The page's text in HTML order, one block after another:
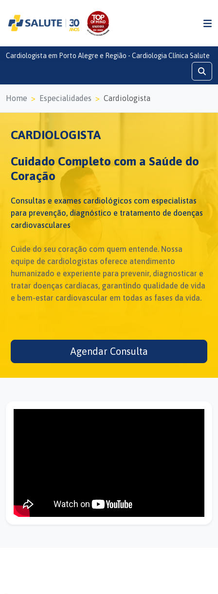
Cardiologista em Porto Alegre e Região - Cardiologia Clínica Salute
Home Especialidades Cardiologista
CARDIOLOGISTA
Cuidado Completo com a Saúde do
Coração
Consultas e exames cardiológicos com especialistas
para prevenção, diagnóstico e tratamento de doenças
cardiovasculares
Cuide do seu coração com quem entende. Nossa
equipe de cardiologistas oferece atendimento
humanizado e experiente para prevenir, diagnosticar e
tratar doenças cardíacas, garantindo qualidade de vida
e bem-estar cardiovascular em todas as fases da vida.
Agendar Consulta